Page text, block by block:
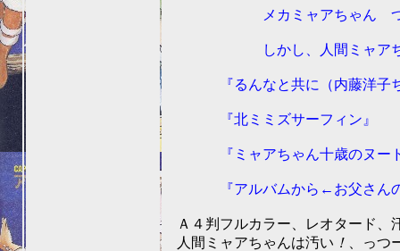
メカミャアちゃん つ
しかし、人間ミャアちゃ
『るんなと共に（内藤洋子ち
『北ミミズサーフィン』
『ミャアちゃん十歳のヌー
『アルバムから←お父さん
Ａ４判フルカラー、レオタード、
人間ミャアちゃんは汚い ！
、っ